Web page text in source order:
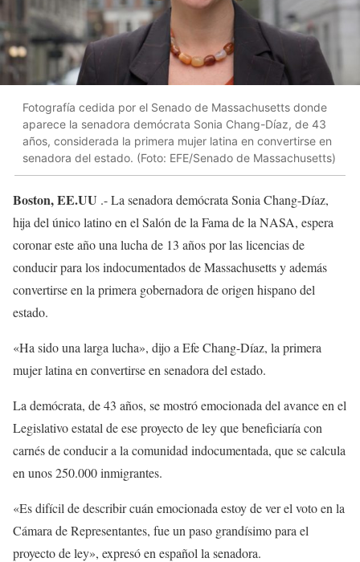
Fotografía cedida por el Senado de Massachusetts donde
aparece la senadora demócrata Sonia Chang-Díaz, de 43
años, considerada la primera mujer latina en convertirse en
senadora del estado. (Foto: EFE/Senado de Massachusetts)
Boston, EE.UU .- La senadora demócrata Sonia Chang-Díaz,
hija del único latino en el Salón de la Fama de la NASA, espera
coronar este año una lucha de 13 años por las licencias de
conducir para los indocumentados de Massachusetts y además
convertirse en la primera gobernadora de origen hispano del
estado.
«Ha sido una larga lucha», dijo a Efe Chang-Díaz, la primera
mujer latina en convertirse en senadora del estado.
La demócrata, de 43 años, se mostró emocionada del avance en el
Legislativo estatal de ese proyecto de ley que beneficiaría con
carnés de conducir a la comunidad indocumentada, que se calcula
en unos 250.000 inmigrantes.
«Es difícil de describir cuán emocionada estoy de ver el voto en la
Cámara de Representantes, fue un paso grandísimo para el
proyecto de ley», expresó en español la senadora.